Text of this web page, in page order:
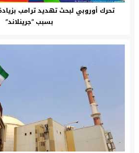
تحرك أوروبي لبحث تهديد ترامب
بسبب “جرينلاند”